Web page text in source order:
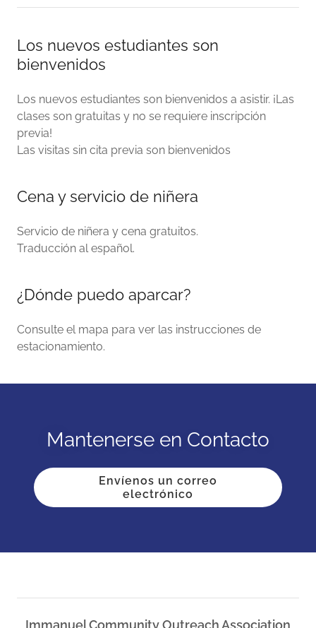
Los nuevos estudiantes son
bienvenidos
Los nuevos estudiantes son bienvenidos a asistir. ¡Las
clases son gratuitas y no se requiere inscripción
previa!
Las visitas sin cita previa son bienvenidos
Cena y servicio de niñera
Servicio de niñera y cena gratuitos.
Traducción al español.
¿Dónde puedo aparcar?
Consulte el mapa para ver las instrucciones de
estacionamiento.
Mantenerse en Contacto
Envíenos un correo
electrónico
Immanuel Community Outreach Association